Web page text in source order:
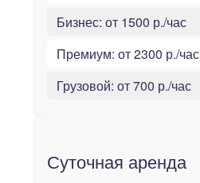
Бизнес: от 1500 р./час
Премиум: от 2300 р./час
Грузовой: от 700 р./час
Суточная аренда